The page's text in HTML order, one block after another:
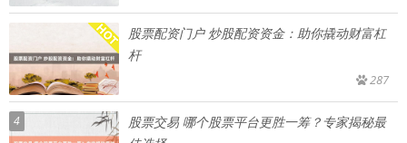
股票配资门户 炒股配资资金：助你撬动财富杠
杆
287
4
股票交易 哪个股票平台更胜一筹？专家揭秘最